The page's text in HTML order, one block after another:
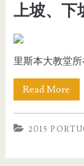
上坡、下
里斯本大教堂
Read More
2015